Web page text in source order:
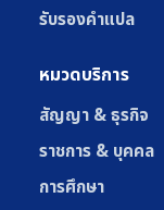
รับรองคำแปล
หมวดบริการ
สัญญา & ธุรกิจ
ราชการ & บุคคล
การศึกษา